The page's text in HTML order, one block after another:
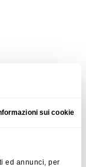
sui cookie
ed annunci, per